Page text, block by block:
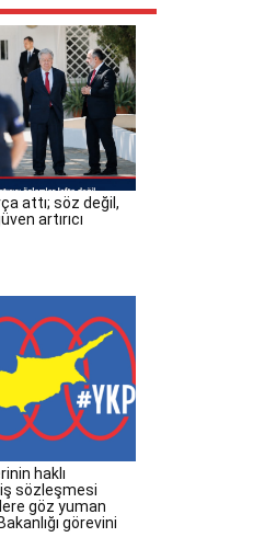
attı; söz değil,
artırıcı
haklı
iş sözleşmesi
göz yuman
görevini